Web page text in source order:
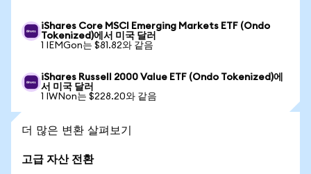
iShares Core MSCI Emerging Markets ETF (Ondo
Tokenized)에서 미국 달러
1 IEMGon는 $81.82와 같음
iShares Russell 2000 Value ETF (Ondo Tokenized)에
서 미국 달러
1 IWNon는 $228.20와 같음
더 많은 변환 살펴보기
고급 자산 전환